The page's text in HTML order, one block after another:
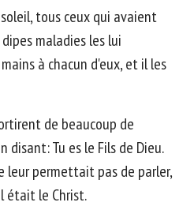
tous ceux qui avaient
maladies les lui
à chacun d'eux, et il les
de beaucoup de
disant: Tu es le Fils de Dieu.
leur permettait pas de parler,
était le Christ.